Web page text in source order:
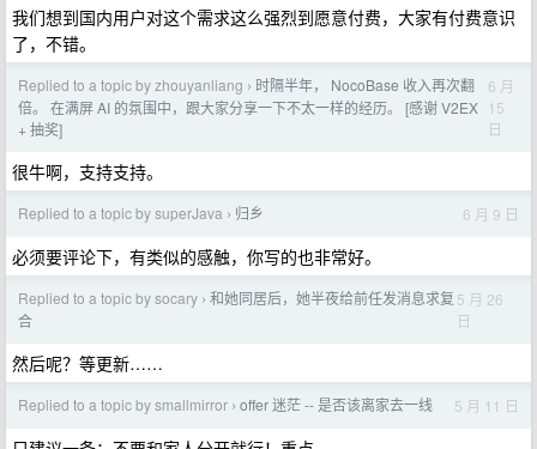
我们想到国内用户对这个需求这么强烈到愿意付费，大家有付费意识
了，不错。
Replied to a topic by zhouyanliang › 时隔半年， NocoBase 收入再次翻
倍。 在满屏 AI 的氛围中，跟大家分享一下不太一样的经历。 [感谢 V2EX
+ 抽奖]
6 月
15
日
很牛啊，支持支持。
Replied to a topic by superJava › 归乡 6 月 9 日
必须要评论下，有类似的感触，你写的也非常好。
Replied to a topic by socary › 和她同居后，她半夜给前任发消息求复
合
5 月 26
日
然后呢？等更新……
Replied to a topic by smallmirror › offer 迷茫 -- 是否该离家去一线 5 月 11 日